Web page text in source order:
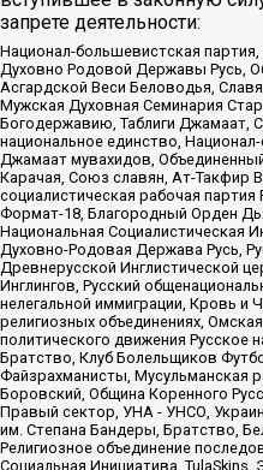
запрете деятельности:
Национал-большевистская
Духовно Родовой Державы Русь,
Асгардской Веси Беловодья,
Мужская Духовная Семинария
Богодержавию, Таблиги Джамаат,
национальное единство,
Джамаат мувахидов,
Карачая, Союз славян, Ат-Такфир
социалистическая рабочая партия
Формат-18, Благородный Орден
Национальная Социалистическая
Духовно-Родовая Держава Русь,
Древнерусской Инглистической
Инглингов, Русский
нелегальной иммиграции, Кровь и
религиозных объединениях,
политического движения Русское
Братство, Клуб Болельщиков
Файзрахманисты, Мусульманская
Боровский, Община Коренного
Правый сектор, УНА - УНСО,
им. Степана Бандеры, Братство,
Религиозное объединение
Социальная Инициатива,